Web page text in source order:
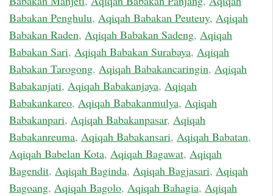
Babakan Penghulu, Aqiqah Babakan Peuteuy, Aqiqah
Babakan Raden, Aqiqah Babakan Sadeng, Aqiqah
Babakan Sari, Aqiqah Babakan Surabaya, Aqiqah
Babakan Tarogong, Aqiqah Babakancaringin, Aqiqah
Babakanjati, Aqiqah Babakanjaya, Aqiqah
Babakankareo, Aqiqah Babakanmulya, Aqiqah
Babakanpari, Aqiqah Babakanpasar, Aqiqah
Babakanreuma, Aqiqah Babakansari, Aqiqah Babatan,
Aqiqah Babelan Kota, Aqiqah Bagawat, Aqiqah
Bagendit, Aqiqah Baginda, Aqiqah Bagjasari, Aqiqah
Bagoang, Aqiqah Bagolo, Aqiqah Bahagia, Aqiqah